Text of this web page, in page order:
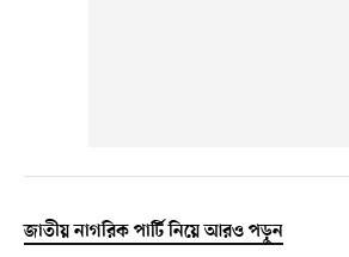
জাতীয় নাগরিক পার্টি নিয়ে আরও পড়ুন